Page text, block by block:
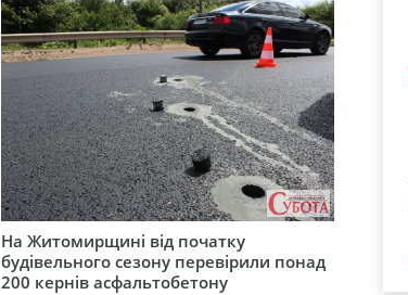
На Житомирщині від початку
будівельного сезону перевірили понад
200 кернів асфальтобетону